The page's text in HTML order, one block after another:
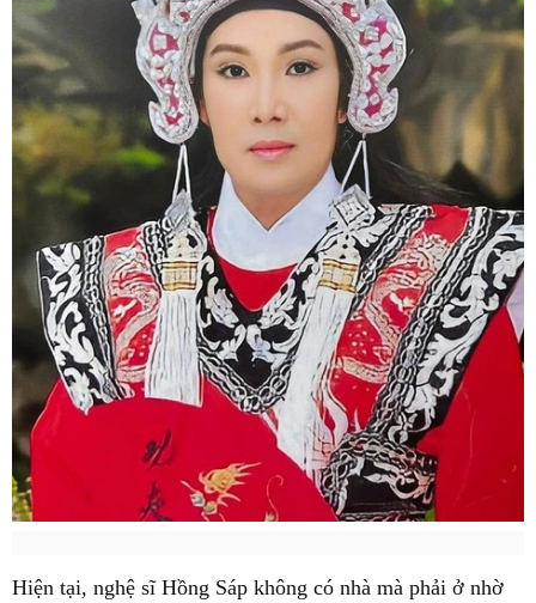
Hiện tại, nghệ sĩ Hồng Sáp không có nhà mà phải ở nhờ